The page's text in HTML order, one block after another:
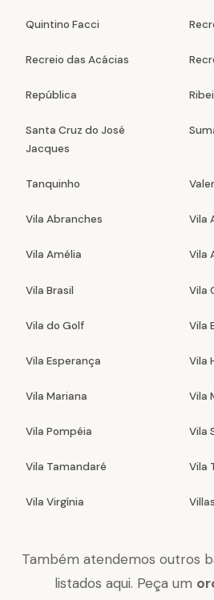
Quintino Facci
Recreio das Acácias
República
Santa Cruz do José
Jacques
Tanquinho
Vila Abranches Vila
Vila Amélia Vila
Vila Brasil Vila
Vila do Golf Vila
Vila Esperança Vila
Vila Mariana Vila
Vila Pompéia Vila
Vila Tamandaré Vila
Vila Virgínia
Também atendemos outros
listados aqui. Peça um